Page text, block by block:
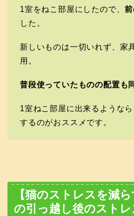
1室をねこ部屋にしたので、
した。
新しいものは一切いれず、家
用。
普段使っていたものの配置も
1室ねこ部屋に出来るような
するのがおススメです。
【猫のストレスを減
の引っ越し後のスト